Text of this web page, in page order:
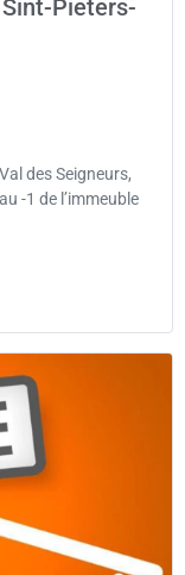
Pieters-
des Seigneurs,
-1 de l’immeuble